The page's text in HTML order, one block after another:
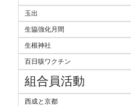
玉出
生協強化月間
生根神社
百日咳ワクチン
組合員活動
西成と京都